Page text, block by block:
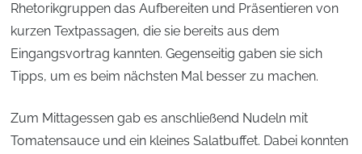
Rhetorikgruppen das Aufbereiten und Präsentieren von
kurzen Textpassagen, die sie bereits aus dem
Eingangsvortrag kannten. Gegenseitig gaben sie sich
Tipps, um es beim nächsten Mal besser zu machen.
Zum Mittagessen gab es anschließend Nudeln mit
Tomatensauce und ein kleines Salatbuffet. Dabei konnten